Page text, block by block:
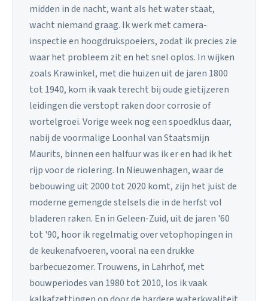
midden in de nacht, want als het water staat,
wacht niemand graag. Ik werk met camera-
inspectie en hoogdrukspoeiers, zodat ik precies zie
waar het probleem zit en het snel oplos. In wijken
zoals Krawinkel, met die huizen uit de jaren 1800
tot 1940, kom ik vaak terecht bij oude gietijzeren
leidingen die verstopt raken door corrosie of
wortelgroei. Vorige week nog een spoedklus daar,
nabij de voormalige Loonhal van Staatsmijn
Maurits, binnen een halfuur was ik er en had ik het
rijp voor de riolering. In Nieuwenhagen, waar de
bebouwing uit 2000 tot 2020 komt, zijn het juist de
moderne gemengde stelsels die in de herfst vol
bladeren raken. En in Geleen-Zuid, uit de jaren '60
tot '90, hoor ik regelmatig over vetophopingen in
de keukenafvoeren, vooral na een drukke
barbecuezomer. Trouwens, in Lahrhof, met
bouwperiodes van 1980 tot 2010, los ik vaak